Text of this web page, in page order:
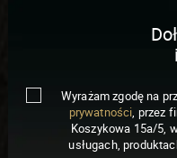
Wyrażam zgodę na
prywatności, przez
Koszykowa 15a/5,
usługach,